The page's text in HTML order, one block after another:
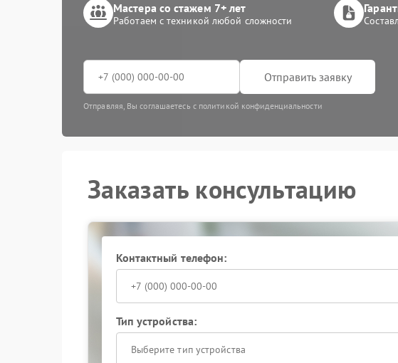
Мастера со стажем 7+ лет
Работаем с техникой любой сложности
Отправить заявку
Отправляя, Вы соглашаетесь с политикой конфиденциальности
Заказать консультацию
Контактный телефон:
Тип устройства:
Выберите тип устройства